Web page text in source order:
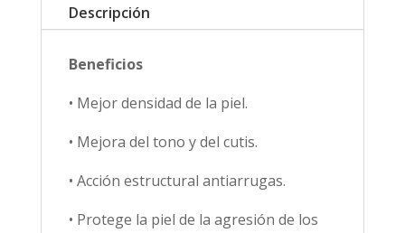
Descripción
Beneficios
• Mejor densidad de la piel.
• Mejora del tono y del cutis.
• Acción estructural antiarrugas.
• Protege la piel de la agresión de los